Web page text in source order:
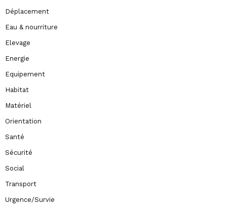
Déplacement
Eau & nourriture
Elevage
Energie
Equipement
Habitat
Matériel
Orientation
Santé
Sécurité
Social
Transport
Urgence/Survie